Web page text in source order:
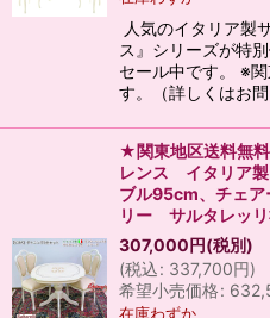
人気のイタリア製
ス』シリーズが特
セール中です。 ※
す。（詳しくはお
★関東地区送料無
レンス イタリア製
ブル95cm、チェア
リー サルタレッ
307,000円(税別)
(税込: 337,700円)
希望小売価格:
在庫わずか